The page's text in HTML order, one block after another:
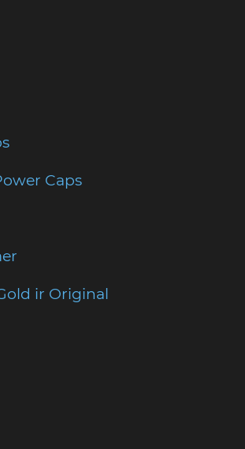
Caps
ir Original